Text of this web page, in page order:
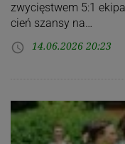
zwycięstwem 5:1
cień szansy na…
access_time 14.06.2026 20:23